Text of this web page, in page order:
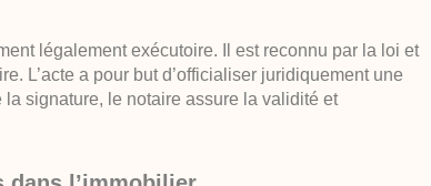
légalement exécutoire. Il est reconnu par la loi et
L’acte a pour but d’officialiser juridiquement une
signature, le notaire assure la validité et